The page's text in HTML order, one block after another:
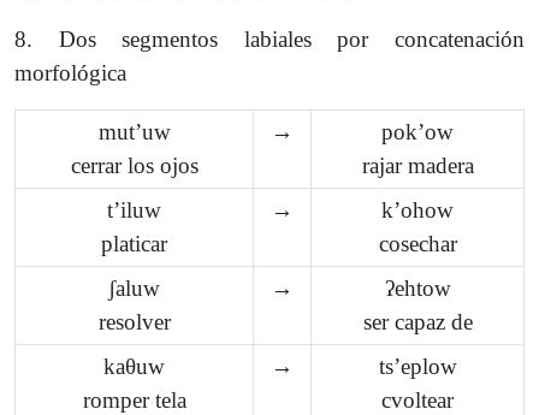
8. Dos segmentos labiales por concatenación
morfológica
mutʼuw
cerrar los ojos
→
pokʼow
rajar madera
tʼiluw
platicar
→
kʼohow
cosechar
ʃaluw
resolver
→
ʔehtow
ser capaz de
kaθuw
romper tela
→
tsʼeplow
cvoltear